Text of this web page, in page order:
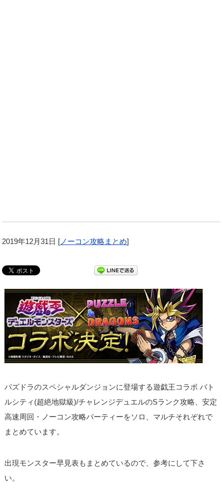
2019年12月31日 [ ノーコン攻略まとめ]
パズドラのスペシャルダンジョンに登場する遊戯王コラボ バト
ルシティ(超絶地獄級)/チャレンジデュエルのSランク攻略、安定
高速周回・ノーコン攻略パーティーをソロ、マルチそれぞれで
まとめています。
出現モンスター早見表もまとめているので、参考にして下さ
い。